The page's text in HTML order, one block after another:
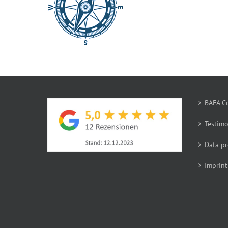
BAFA
Data
Imprint